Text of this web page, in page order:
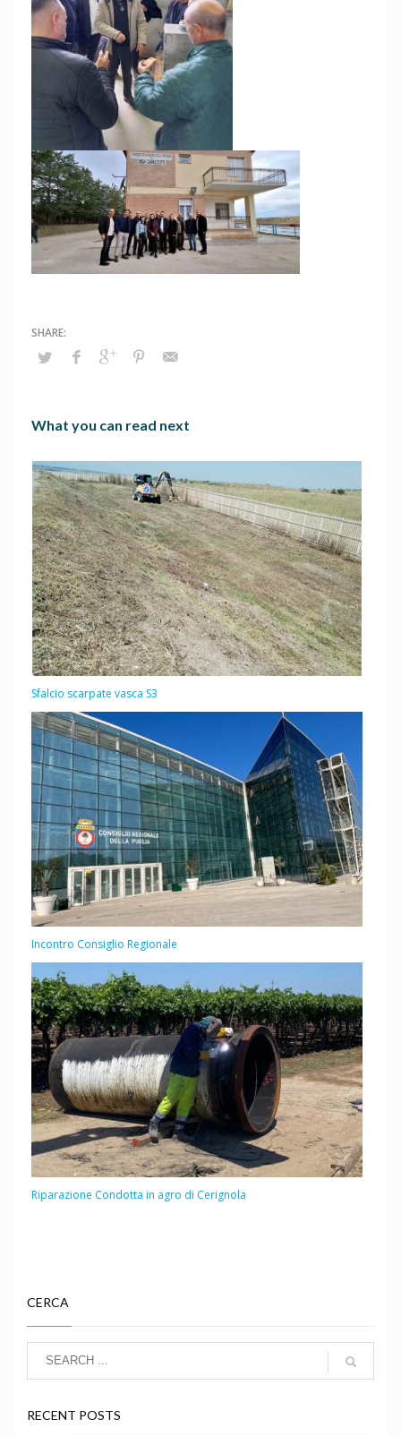
What you can read next
Sfalcio scarpate vasca S3
Incontro Consiglio Regionale
Riparazione Condotta in agro di Cerignola
CERCA
RECENT POSTS